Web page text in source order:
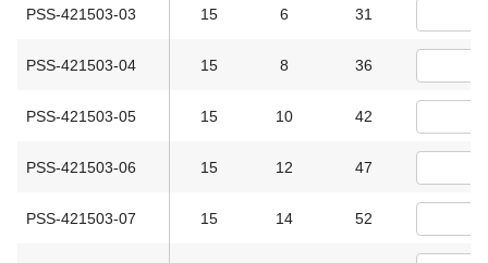
PSS-421503-03 15 6 31
PSS-421503-04 15 8 36
PSS-421503-05 15 10 42
PSS-421503-06 15 12 47
PSS-421503-07 15 14 52